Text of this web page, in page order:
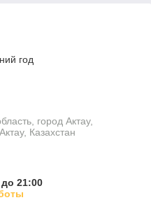
год
город Актау,
Казахстан
21:00